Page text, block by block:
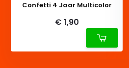
Confetti 4 Jaar Multicolor
€ 1,90